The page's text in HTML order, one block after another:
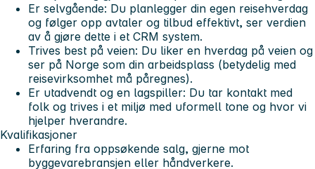
Er selvgående: Du planlegger din egen reisehverdag
og følger opp avtaler og tilbud effektivt, ser verdien
av å gjøre dette i et CRM system.
Trives best på veien: Du liker en hverdag på veien og
ser på Norge som din arbeidsplass (betydelig med
reisevirksomhet må påregnes).
Er utadvendt og en lagspiller: Du tar kontakt med
folk og trives i et miljø med uformell tone og hvor vi
hjelper hverandre.
Kvalifikasjoner
Erfaring fra oppsøkende salg, gjerne mot
byggevarebransjen eller håndverkere.